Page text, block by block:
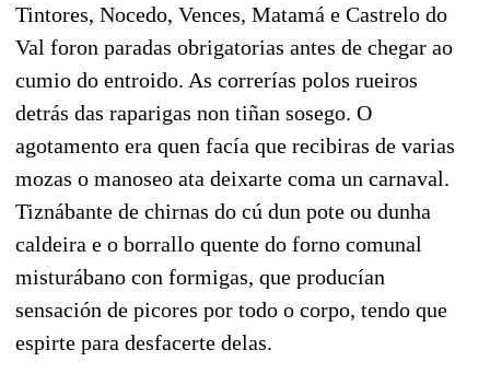
Tintores, Nocedo, Vences, Matamá e Castrelo do
Val foron paradas obrigatorias antes de chegar ao
cumio do entroido. As correrías polos rueiros
detrás das raparigas non tiñan sosego. O
agotamento era quen facía que recibiras de varias
mozas o manoseo ata deixarte coma un carnaval.
Tiznábante de chirnas do cú dun pote ou dunha
caldeira e o borrallo quente do forno comunal
misturábano con formigas, que producían
sensación de picores por todo o corpo, tendo que
espirte para desfacerte delas.